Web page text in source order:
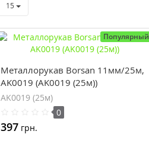
15
Популярный
Металлорукав Borsan 11мм/25м,
AK0019 (AK0019 (25м))
AK0019 (25м)
0
397грн.